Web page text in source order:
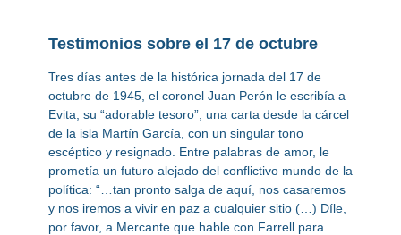
Testimonios sobre el 17 de octubre
Tres días antes de la histórica jornada del 17 de
octubre de 1945, el coronel Juan Perón le escribía a
Evita, su “adorable tesoro”, una carta desde la cárcel
de la isla Martín García, con un singular tono
escéptico y resignado. Entre palabras de amor, le
prometía un futuro alejado del conflictivo mundo de la
política: “…tan pronto salga de aquí, nos casaremos
y nos iremos a vivir en paz a cualquier sitio (…) Díle,
por favor, a Mercante que hable con Farrell para